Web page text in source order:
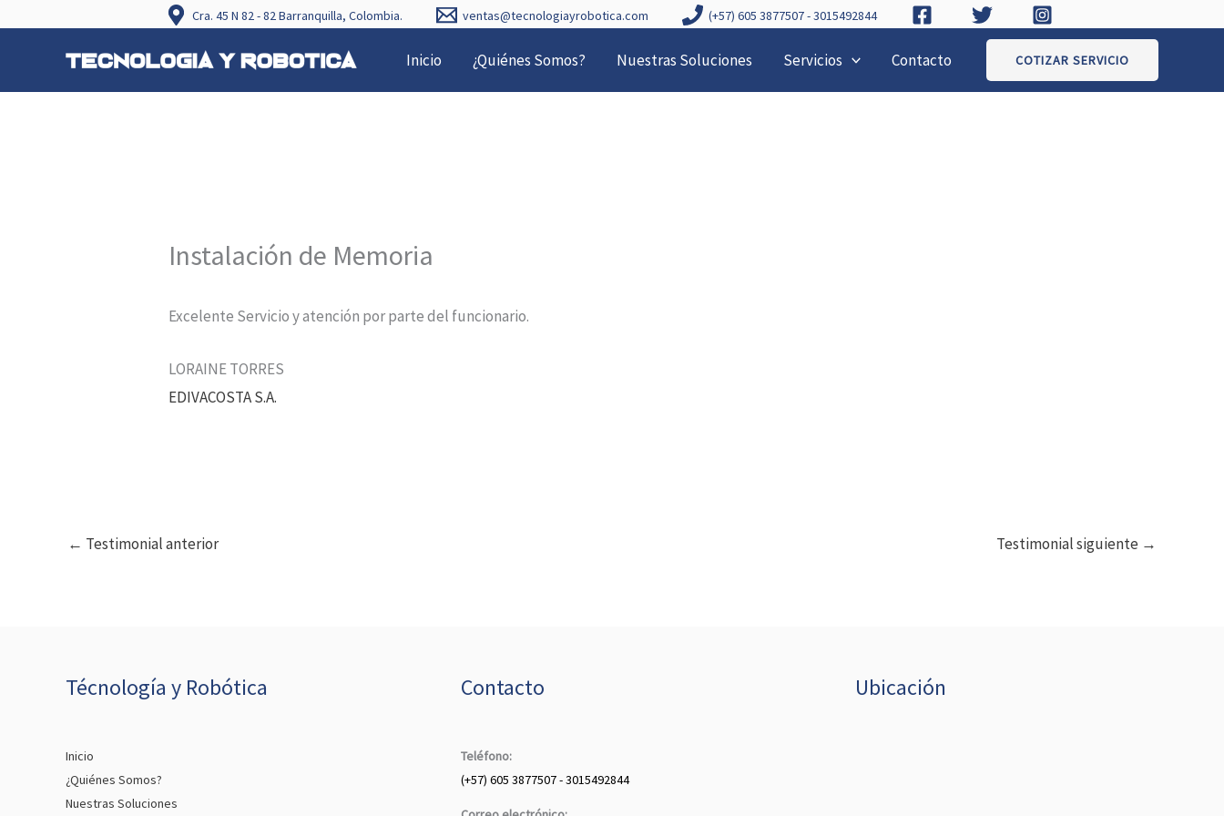
Cra. 45 N 82 - 82 Barranquilla, Colombia. ventas@tecnologiayrobotica.com (+57) 605 3877507 - 3015492844
Inicio ¿Quiénes Somos? Nuestras Soluciones Servicios Contacto COTIZAR SERVICIO
Instalación de Memoria
Excelente Servicio y atención por parte del funcionario.
LORAINE TORRES
EDIVACOSTA S.A.
← Testimonial anterior Testimonial siguiente →
Técnología y Robótica
Inicio
¿Quiénes Somos?
Nuestras Soluciones
Contacto
Teléfono:
(+57) 605 3877507 - 3015492844
Ubicación